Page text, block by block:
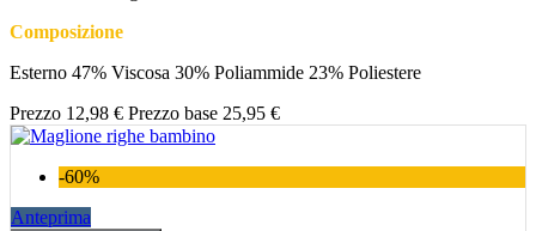
Composizione
Esterno 47% Viscosa 30% Poliammide 23% Poliestere
Prezzo 12,98 € Prezzo base 25,95 €
-60%
Anteprima